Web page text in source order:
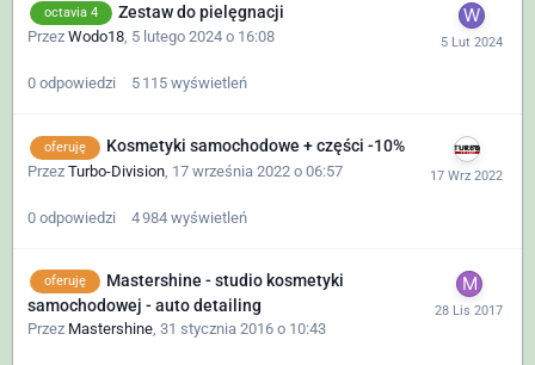
octavia 4 Zestaw do pielęgnacji
Przez Wodo18, 5 lutego 2024 o 16:08
0 odpowiedzi 5 115 wyświetleń
oferuję Kosmetyki samochodowe + części -10%
Przez Turbo-Division 17 września 2022 o 06:57
0 odpowiedzi 4 984 wyświetleń
oferuję
Mastershine - studio kosmetyki
samochodowej - auto detailing
Przez Mastershine, 31 stycznia 2016 o 10:43